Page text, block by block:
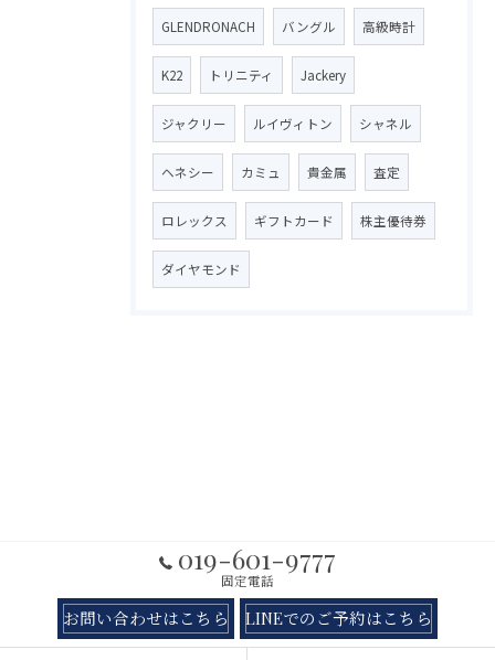
GLENDRONACH バングル 高級時計
K22 トリニティ Jackery
ジャクリー ルイヴィトン シャネル
ヘネシー カミュ 貴金属 査定
ロレックス ギフトカード 株主優待券
ダイヤモンド
019-601-9777
固定電話
お問い合わせはこちら LINEでのご予約はこちら